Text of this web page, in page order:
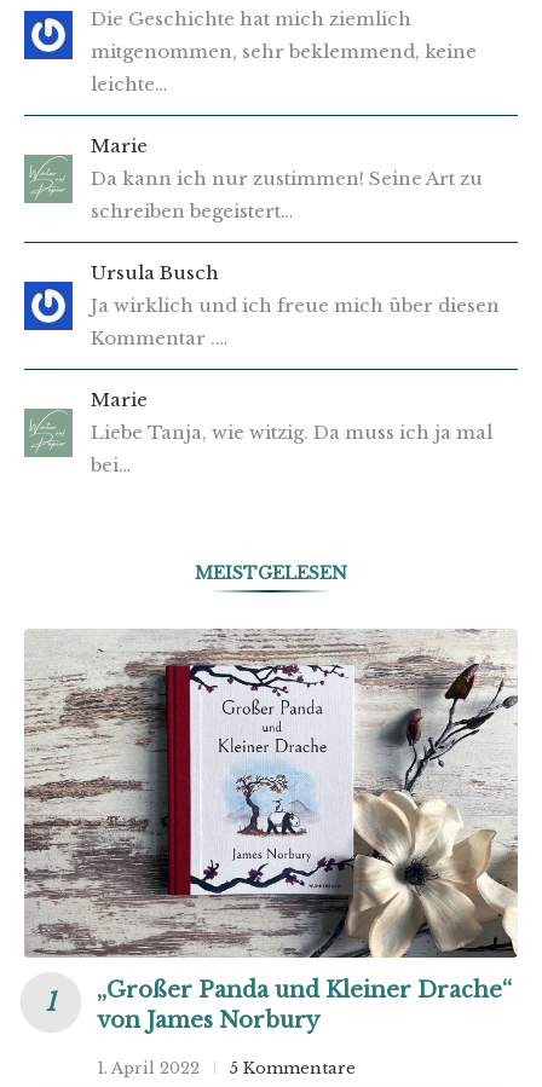
Die Geschichte hat mich ziemlich
mitgenommen, sehr beklemmend, keine
leichte…
Marie
Da kann ich nur zustimmen! Seine Art zu
schreiben begeistert…
Ursula Busch
Ja wirklich und ich freue mich über diesen
Kommentar .…
Marie
Liebe Tanja, wie witzig. Da muss ich ja mal
bei…
MEISTGELESEN
„Großer Panda und Kleiner Drache“
von James Norbury
1. April 2022 5 Kommentare